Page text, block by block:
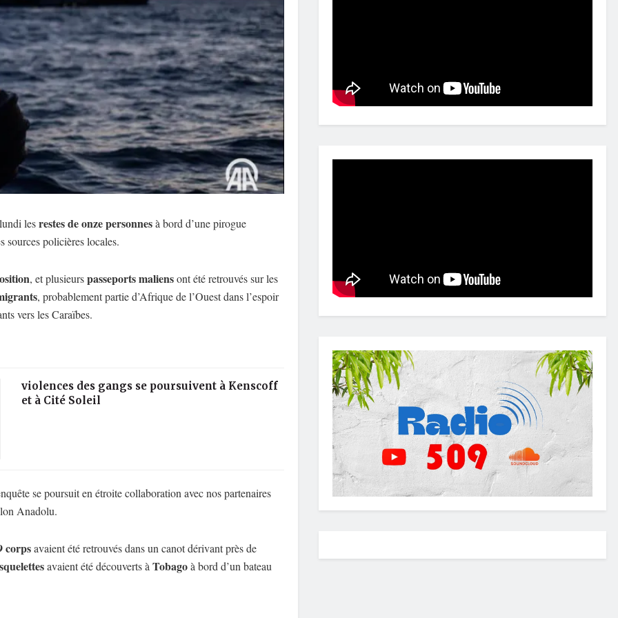
lesrestes de onze personnesà bord d’une pirogue
sources policières locales.
, et plusieurspasseports maliensont été retrouvés sur les
, probablement partie d’Afrique de l’Ouest dans l’espoir
vers les Caraïbes.
violences des gangs se poursuivent à Kenscoff
et à Cité Soleil
se poursuit en étroite collaboration avec nos partenaires
Anadolu.
corpsavaient été retrouvés dans un canot dérivant près de
avaient été découverts à Tobagoà bord d’un bateau